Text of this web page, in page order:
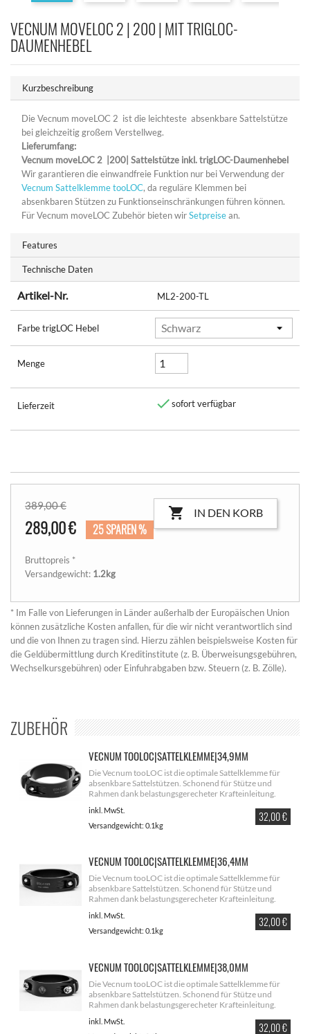
VECNUM MOVELOC 2 | 200 | MIT TRIGLOC-
DAUMENHEBEL
Kurzbeschreibung
Die Vecnum moveLOC 2 ist die leichteste absenkbare Sattelstütze
bei gleichzeitig großem Verstellweg.
Lieferumfang:
Vecnum moveLOC 2 |200| Sattelstütze inkl. trigLOC-Daumenhebel
Wir garantieren die einwandfreie Funktion nur bei Verwendung der
Vecnum Sattelklemme tooLOC, da reguläre Klemmen bei
absenkbaren Stützen zu Funktionseinschränkungen führen können.
Für Vecnum moveLOC Zubehör bieten wirSetpreisean.
Features
Technische Daten
Artikel-Nr. ML2-200-TL
Farbe trigLOC Hebel
Menge
Lieferzeit sofort verfügbar
389,00 €
289,00 € 25 SPAREN %
Bruttopreis *
Versandgewicht: 1.2kg
 IN DEN KORB
* Im Falle von Lieferungen in Länder außerhalb der Europäischen Union
können zusätzliche Kosten anfallen, für die wir nicht verantwortlich sind
und die von Ihnen zu tragen sind. Hierzu zählen beispielsweise Kosten für
die Geldübermittlung durch Kreditinstitute (z. B. Überweisungsgebühren,
Wechselkursgebühren) oder Einfuhrabgaben bzw. Steuern (z. B. Zölle).
ZUBEHÖR
VECNUM TOOLOC|SATTELKLEMME|34,9MM
Die Vecnum tooLOC ist die optimale Sattelklemme für
absenkbare Sattelstützen. Schonend für Stütze und
Rahmen dank belastungsgerecheter Krafteinleitung.
Zusammen mit einer Vecnum Sattelstütze zum
attraktiven Setpreis.
inkl. MwSt.
Versandgewicht: 0.1kg
Preis
32,00 €
VECNUM TOOLOC|SATTELKLEMME|36,4MM
Die Vecnum tooLOC ist die optimale Sattelklemme für
absenkbare Sattelstützen. Schonend für Stütze und
Rahmen dank belastungsgerecheter Krafteinleitung.
Zusammen mit einer Vecnum
Sattelstütze zumattraktiven Setpreis
inkl. MwSt.
Versandgewicht: 0.1kg
Preis
32,00 €
VECNUM TOOLOC|SATTELKLEMME|38,0MM
Die Vecnum tooLOC ist die optimale Sattelklemme für
absenkbare Sattelstützen. Schonend für Stütze und
Rahmen dank belastungsgerecheter Krafteinleitung.
Zusammen mit einer Vecnum Sattelstütze zum
inkl. MwSt.
Preis
32,00 €